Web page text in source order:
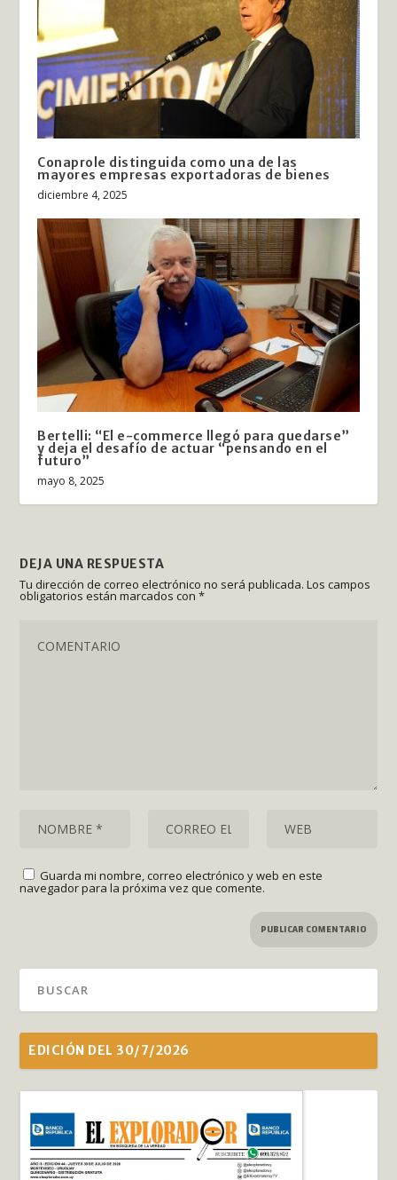
Conaprole distinguida como una de las
mayores empresas exportadoras de bienes
diciembre 4, 2025
Bertelli: “El e-commerce llegó para quedarse”
y deja el desafío de actuar “pensando en el
futuro”
mayo 8, 2025
DEJA UNA RESPUESTA
Tu dirección de correo electrónico no será publicada. Los campos
obligatorios están marcados con*
Guarda mi nombre, correo electrónico y web en este
navegador para la próxima vez que comente.
EDICIÓN DEL 30/7/2026